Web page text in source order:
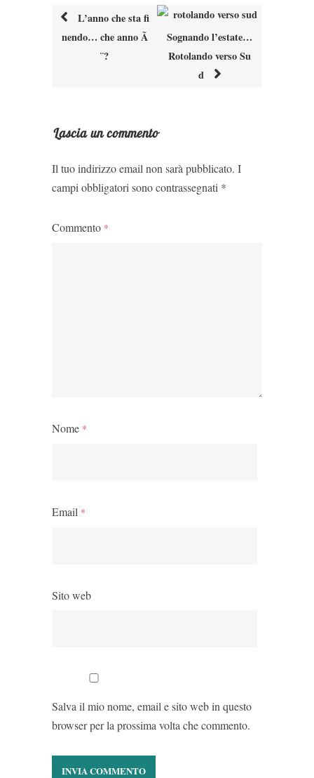
L’anno che sta fi
nendo… che anno Ã
¨?
Sognando l’estate…
Rotolando verso Su
d
Lascia un commento
Il tuo indirizzo email non sarà pubblicato. I
campi obbligatori sono contrassegnati *
Commento *
Nome *
Email *
Sito web
Salva il mio nome, email e sito web in questo
browser per la prossima volta che commento.